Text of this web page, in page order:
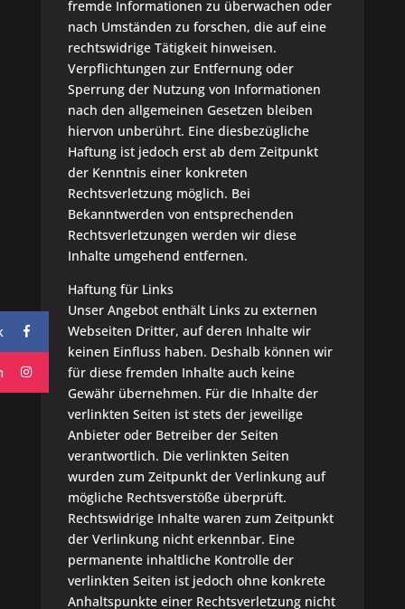
fremde Informationen zu überwachen oder
nach Umständen zu forschen, die auf eine
rechtswidrige Tätigkeit hinweisen.
Verpflichtungen zur Entfernung oder
Sperrung der Nutzung von Informationen
nach den allgemeinen Gesetzen bleiben
hiervon unberührt. Eine diesbezügliche
Haftung ist jedoch erst ab dem Zeitpunkt
der Kenntnis einer konkreten
Rechtsverletzung möglich. Bei
Bekanntwerden von entsprechenden
Rechtsverletzungen werden wir diese
Inhalte umgehend entfernen.
Haftung für Links
Unser Angebot enthält Links zu externen
Webseiten Dritter, auf deren Inhalte wir
keinen Einfluss haben. Deshalb können wir
für diese fremden Inhalte auch keine
Gewähr übernehmen. Für die Inhalte der
verlinkten Seiten ist stets der jeweilige
Anbieter oder Betreiber der Seiten
verantwortlich. Die verlinkten Seiten
wurden zum Zeitpunkt der Verlinkung auf
mögliche Rechtsverstöße überprüft.
Rechtswidrige Inhalte waren zum Zeitpunkt
der Verlinkung nicht erkennbar. Eine
permanente inhaltliche Kontrolle der
verlinkten Seiten ist jedoch ohne konkrete
Anhaltspunkte einer Rechtsverletzung nicht